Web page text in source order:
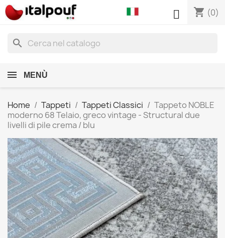
shopping_cart (0)

search
MENÙ
Home Tappeti Tappeti Classici
Tappeto NOBLE
moderno 68 Telaio, greco vintage - Structural due
livelli di pile crema / blu